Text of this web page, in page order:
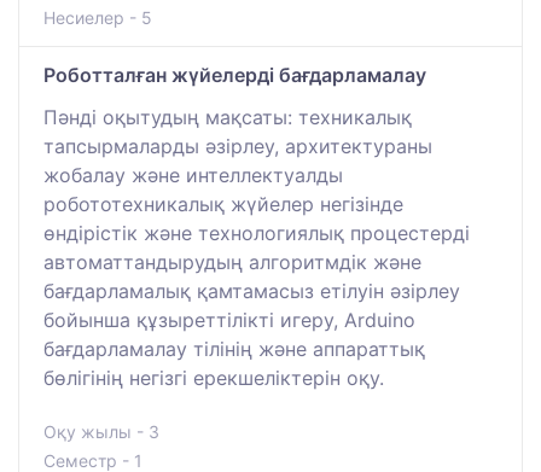
Несиелер - 5
Роботталған жүйелерді бағдарламалау
Пәнді оқытудың мақсаты: техникалық
тапсырмаларды әзірлеу, архитектураны
жобалау және интеллектуалды
робототехникалық жүйелер негізінде
өндірістік және технологиялық процестерді
автоматтандырудың алгоритмдік және
бағдарламалық қамтамасыз етілуін әзірлеу
бойынша құзыреттілікті игеру, Arduino
бағдарламалау тілінің және аппараттық
бөлігінің негізгі ерекшеліктерін оқу.
Оқу жылы - 3
Семестр - 1